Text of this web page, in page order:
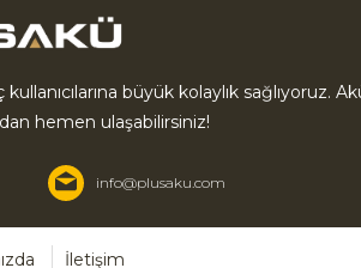
büyük kolaylık sağlıyoruz.
hemen ulaşabilirsiniz!
info@plusaku.com
İletişim